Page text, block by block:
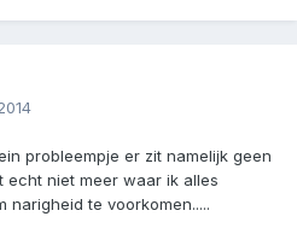
probleempje er zit namelijk geen
echt niet meer waar ik alles
narigheid te voorkomen.....